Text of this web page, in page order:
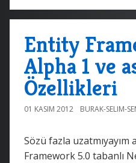
Entity
Alpha 1 ve
Özellikleri
01 KASIM 2012 BURAK-SELIM-
Sözü fazla
Framework 5.0 tabanlı